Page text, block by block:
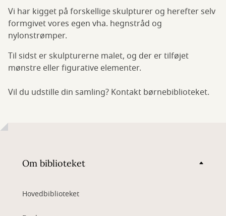
Vi har kigget på forskellige skulpturer og herefter selv
formgivet vores egen vha. hegnstråd og
nylonstrømper.
Til sidst er skulpturerne malet, og der er tilføjet
mønstre eller figurative elementer.
Vil du udstille din samling? Kontakt børnebiblioteket.
Om biblioteket
Hovedbiblioteket